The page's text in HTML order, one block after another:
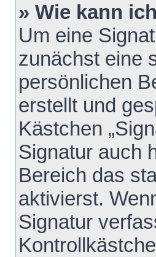
» Wie kann
Um eine
zunächst eine
persönlichen
erstellt und
Kästchen
Signatur auch
Bereich das
aktivierst.
Signatur